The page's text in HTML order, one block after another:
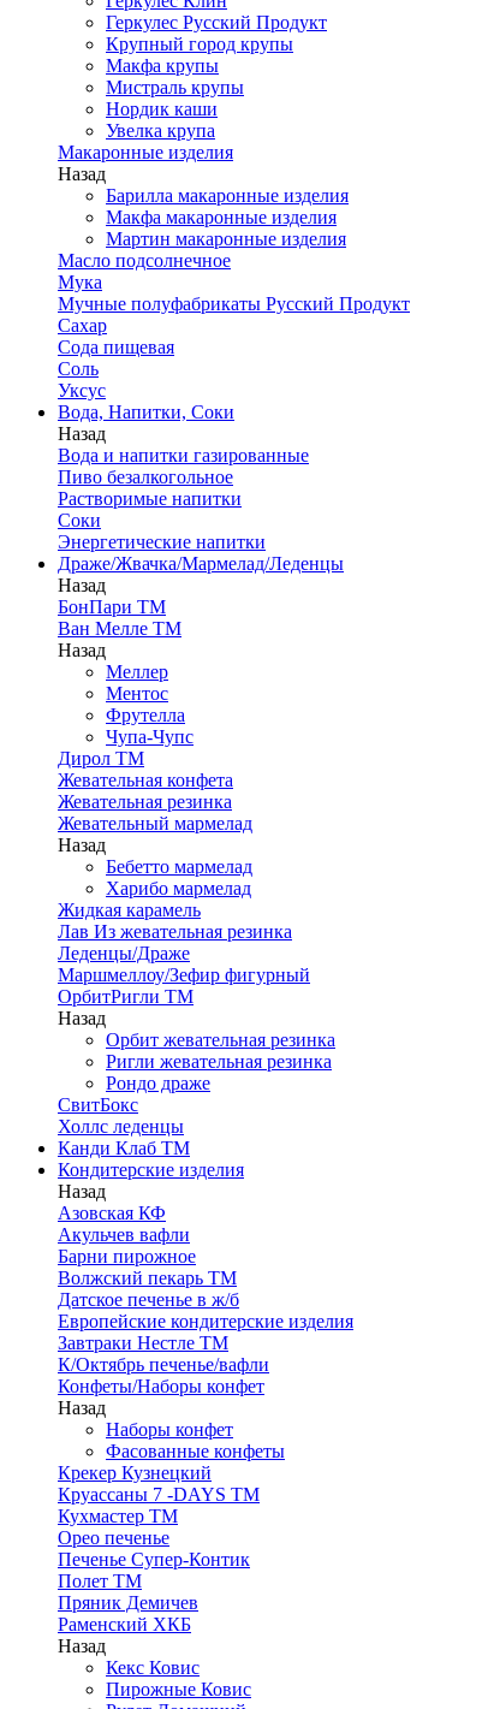
Геркулес Русский Продукт
Крупный город крупы
Макфа крупы
Мистраль крупы
Нордик каши
Увелка крупа
Макаронные изделия
Назад
Барилла макаронные изделия
Макфа макаронные изделия
Мартин макаронные изделия
Масло подсолнечное
Мука
Мучные полуфабрикаты Русский Продукт
Сахар
Сода пищевая
Соль
Уксус
Вода, Напитки, Соки
Назад
Вода и напитки газированные
Пиво безалкогольное
Растворимые напитки
Соки
Энергетические напитки
Драже/Жвачка/Мармелад/Леденцы
Назад
БонПари ТМ
Ван Мелле ТМ
Назад
Меллер
Ментос
Фрутелла
Чупа-Чупс
Дирол ТМ
Жевательная конфета
Жевательная резинка
Жевательный мармелад
Назад
Бебетто мармелад
Харибо мармелад
Жидкая карамель
Лав Из жевательная резинка
Леденцы/Драже
Маршмеллоу/Зефир фигурный
ОрбитРигли ТМ
Назад
Орбит жевательная резинка
Ригли жевательная резинка
Рондо драже
СвитБокс
Холлс леденцы
Канди Клаб ТМ
Кондитерские изделия
Назад
Азовская КФ
Акульчев вафли
Барни пирожное
Волжский пекарь ТМ
Датское печенье в ж/б
Европейские кондитерские изделия
Завтраки Нестле ТМ
К/Октябрь печенье/вафли
Конфеты/Наборы конфет
Назад
Наборы конфет
Фасованные конфеты
Крекер Кузнецкий
Круассаны 7 -DAYS ТМ
Кухмастер ТМ
Орео печенье
Печенье Супер-Контик
Полет ТМ
Пряник Демичев
Раменский ХКБ
Назад
Кекс Ковис
Пирожные Ковис